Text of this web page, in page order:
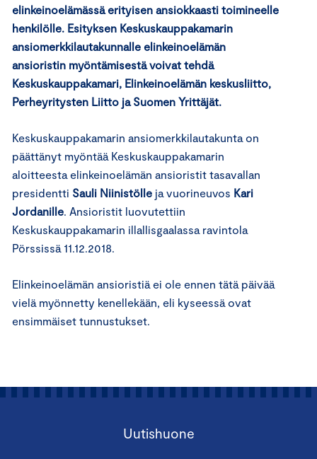
elinkeinoelämässä erityisen ansiokkaasti toimineelle
henkilölle. Esityksen Keskuskauppakamarin
ansiomerkkilautakunnalle elinkeinoelämän
ansioristin myöntämisestä voivat tehdä
Keskuskauppakamari, Elinkeinoelämän keskusliitto,
Perheyritysten Liitto ja Suomen Yrittäjät.
Keskuskauppakamarin ansiomerkkilautakunta on
päättänyt myöntää Keskuskauppakamarin
aloitteesta elinkeinoelämän ansioristit tasavallan
presidentti Sauli Niinistölle ja vuorineuvos Kari
Jordanille. Ansioristit luovutettiin
Keskuskauppakamarin illallisgaalassa ravintola
Pörssissä 11.12.2018.
Elinkeinoelämän ansioristiä ei ole ennen tätä päivää
vielä myönnetty kenellekään, eli kyseessä ovat
ensimmäiset tunnustukset.
Uutishuone